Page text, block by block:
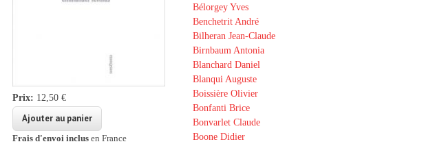
Prix: 12,50 €
Frais d'envoi inclus en France
Bélorgey Yves
Benchetrit André
Bilheran Jean-Claude
Birnbaum Antonia
Blanchard Daniel
Blanqui Auguste
Boissière Olivier
Bonfanti Brice
Bonvarlet Claude
Boone Didier